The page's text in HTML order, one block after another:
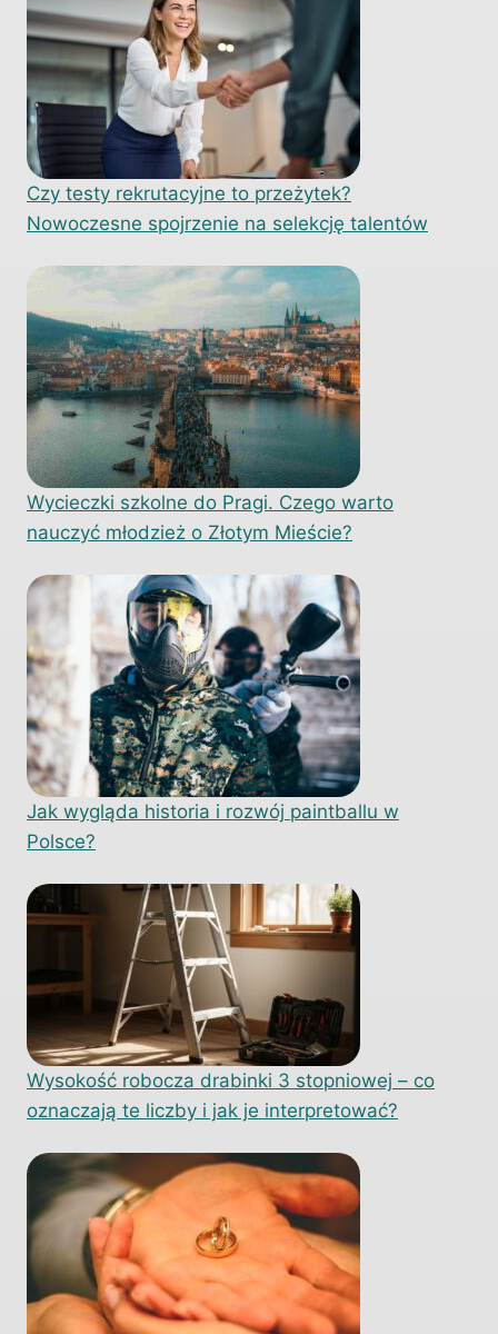
Czy testy rekrutacyjne to przeżytek?
Nowoczesne spojrzenie na selekcję talentów
Wycieczki szkolne do Pragi. Czego warto
nauczyć młodzież o Złotym Mieście?
Jak wygląda historia i rozwój paintballu w
Polsce?
Wysokość robocza drabinki 3 stopniowej – co
oznaczają te liczby i jak je interpretować?